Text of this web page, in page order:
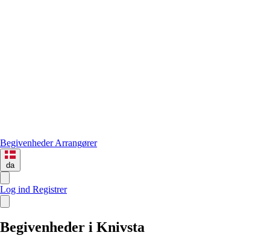
BegivenhederArrangører
da
Log ind Registrer
Begivenheder i Knivsta